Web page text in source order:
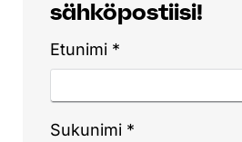
sähköpostiisi!